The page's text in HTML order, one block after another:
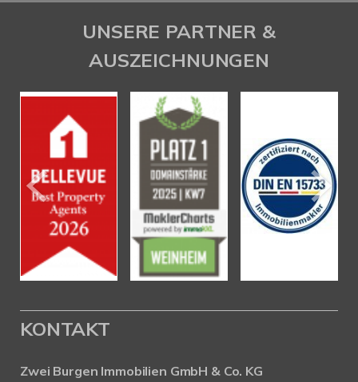
UNSERE PARTNER &
AUSZEICHNUNGEN
KONTAKT
Zwei Burgen Immobilien GmbH & Co. KG